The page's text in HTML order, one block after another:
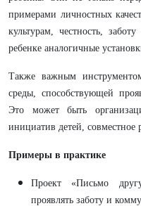
примерами личностных
культурам, честность,
ребенке аналогичные
Также важным инструментом
среды, способствующей
Это может быть
инициатив детей, совместное
Примеры в практике
Проект «Письмо
проявлять заботу и